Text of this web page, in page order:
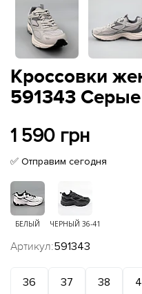
Кроссовки
591343 Серые
1 590 грн
✅ Отправим сегодня
БЕЛЫЙ ЧЕРНЫЙ 36-41
Артикул:591343
36 37 38